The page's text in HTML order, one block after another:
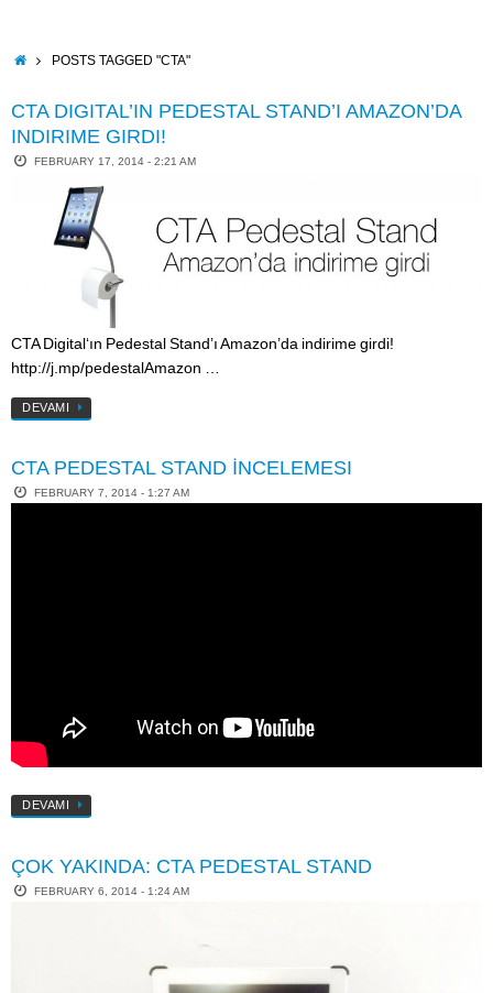
contentHOMEPOSTS TAGGED "CTA"
CTA DIGITAL’IN PEDESTAL STAND’I AMAZON’DA
INDIRIME GIRDI!
FEBRUARY 17, 2014 - 2:21 AM
CTA Digital‘ın Pedestal Stand’ı Amazon’da indirime girdi!
http://j.mp/pedestalAmazon …
DEVAMI
CTA PEDESTAL STAND İNCELEMESI
FEBRUARY 7, 2014 - 1:27 AM
DEVAMI
ÇOK YAKINDA: CTA PEDESTAL STAND
FEBRUARY 6, 2014 - 1:24 AM